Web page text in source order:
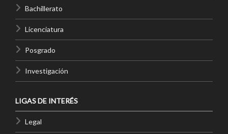
Bachillerato
Licenciatura
Posgrado
Investigación
LIGAS DE INTERÉS
Legal